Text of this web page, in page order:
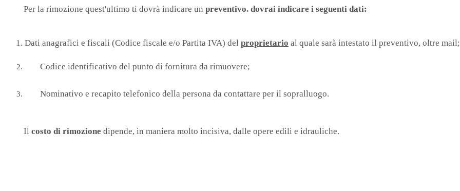
Per la rimozione quest'ultimo ti dovrà indicare un preventivo. dovrai indicare i seguenti dati:
Dati anagrafici e fiscali (Codice fiscale e/o Partita IVA) del proprietario al quale sarà intestato il preventivo, oltre mail;
Codice identificativo del punto di fornitura da rimuovere;
Nominativo e recapito telefonico della persona da contattare per il sopralluogo.
Il costo di rimozione dipende, in maniera molto incisiva, dalle opere edili e idrauliche.